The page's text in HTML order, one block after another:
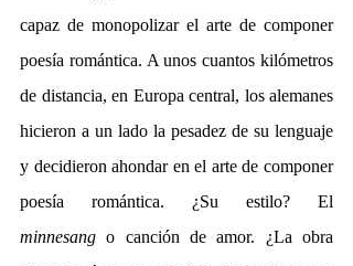
capaz de monopolizar el arte de componer
poesía romántica. A unos cuantos kilómetros
de distancia, en Europa central, los alemanes
hicieron a un lado la pesadez de su lenguaje
y decidieron ahondar en el arte de componer
minnesang o canción de amor. ¿La obra